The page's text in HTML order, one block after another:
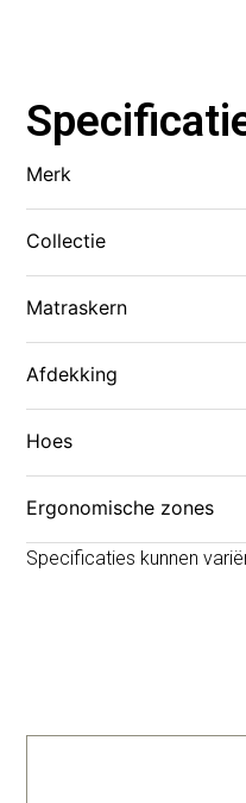
Merk
Collectie
Matraskern
Afdekking
Hoes
Ergonomische zones
Specificaties kunnen